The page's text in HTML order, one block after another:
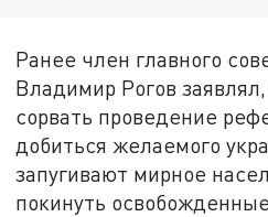
Ранее член главного
Владимир Рогов
сорвать проведение
добиться желаемого
запугивают мирное
покинуть